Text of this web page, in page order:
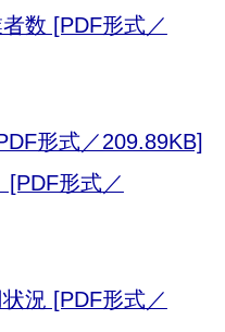
数 [PDF形式／
形式／209.89KB]
[PDF形式／
況 [PDF形式／